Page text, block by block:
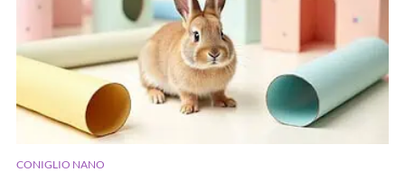
CONIGLIO NANO